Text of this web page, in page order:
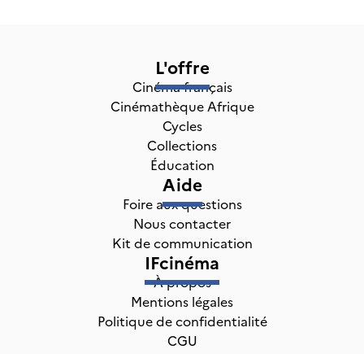
L'offre
Cinéma français
Cinémathèque Afrique
Cycles
Collections
Éducation
Aide
Foire aux questions
Nous contacter
Kit de communication
IFcinéma
À propos
Mentions légales
Politique de confidentialité
CGU